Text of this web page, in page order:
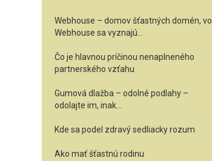
Webhouse – domov šťastných domén, vo
Webhouse sa vyznajú…
Čo je hlavnou príčinou nenaplneného
partnerského vzťahu
Gumová dlažba – odolné podlahy –
odolajte im, inak…
Kde sa podel zdravý sedliacky rozum
Ako mať šťastnú rodinu